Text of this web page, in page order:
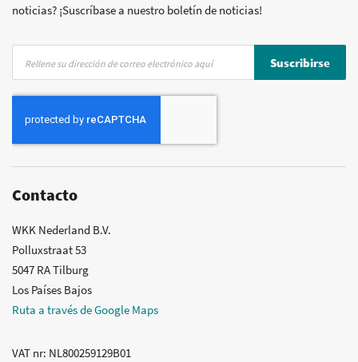
noticias? ¡Suscríbase a nuestro boletín de noticias!
nuestro
boletín
Suscribirse
Contacto
WKK Nederland B.V.
Polluxstraat 53
5047 RA Tilburg
Los Países Bajos
Ruta a través de Google Maps
VAT nr: NL800259129B01